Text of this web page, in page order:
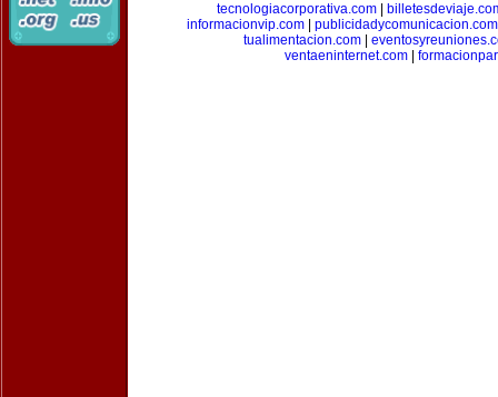
tecnologiacorporativa.com|
informacionvip.com| publicidadycomunicacion.com
tualimentacion.com
ventaeninternet.com|